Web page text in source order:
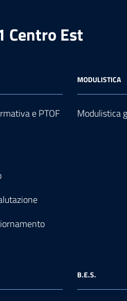
Centro Est
e PTOF
MODULISTICA
Modulistica
B.E.S.